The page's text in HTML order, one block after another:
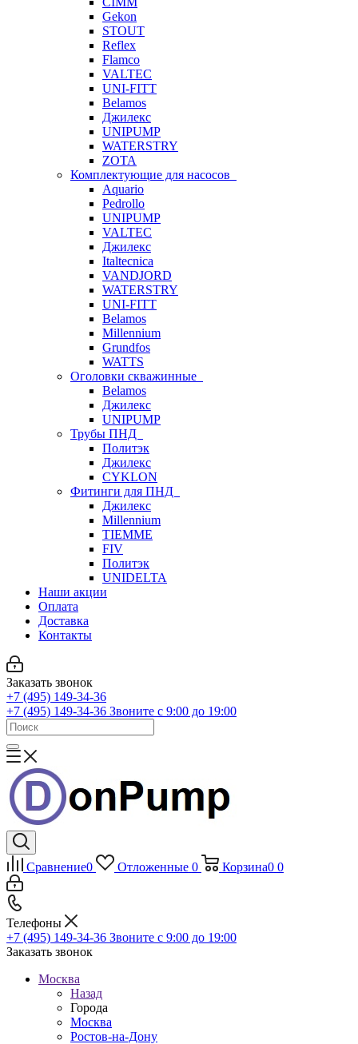
Gekon
STOUT
Reflex
Flamco
VALTEC
UNI-FITT
Belamos
Джилекс
UNIPUMP
WATERSTRY
ZOTA
Комплектующие для насосов
Aquario
Pedrollo
UNIPUMP
VALTEC
Джилекс
Italtecnica
VANDJORD
WATERSTRY
UNI-FITT
Belamos
Millennium
Grundfos
WATTS
Оголовки скважинные
Belamos
Джилекс
UNIPUMP
Трубы ПНД
Политэк
Джилекс
CYKLON
Фитинги для ПНД
Джилекс
Millennium
TIEMME
FIV
Политэк
UNIDELTA
Наши акции
Оплата
Доставка
Контакты
Заказать звонок
+7 (495) 149-34-36
+7 (495) 149-34-36 Звоните с 9:00 до 19:00
Сравнение0 Отложенные 0 Корзина0 0
Телефоны
+7 (495) 149-34-36 Звоните с 9:00 до 19:00
Заказать звонок
Москва
Назад
Города
Москва
Ростов-на-Дону